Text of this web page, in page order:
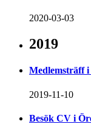
2020-03-03
2019
Medlemsträff
2019-11-10
Besök CV i